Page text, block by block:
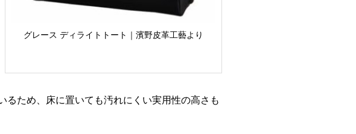
グレース ディライトトート｜濱野皮革工藝より
るため、床に置いても汚れにくい実用性の高さも